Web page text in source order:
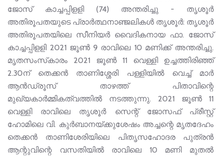
ജോസ് കാച്ചപ്പിളളി (74) അന്തരിച്ചു - തൃശൂർ
അതിരൂപതയുടെ പ്രാർത്ഥനാഞ്ജലികൾ തൃശൂർ: തൃശൂർ
അതിരൂപതയിലെ സീനിയർ വൈദികനായ ഫാ. ജോസ്
കാച്ചപ്പിളളി 2021 ജൂൺ 9 രാവിലെ 10 മണിക്ക് അന്തരിച്ചു.
മൃതസംസ്‌കാരം 2021 ജൂൺ 11 വെള്ളി ഉച്ചത്തിരിഞ്ഞ്
2.30ന് തെക്കൻ താണിശ്ശേരി പള്ളിയിൽ വെച്ച് മാർ
ആൻഡ്രൂസ് താഴത്ത് പിതാവിന്റെ
മുഖ്യകാർമ്മികത്വത്തിൽ നടത്തുന്നു. 2021 ജൂൺ 11
വെള്ളി രാവിലെ തൃശൂർ സെന്റ് ജോസഫ് പ്രീസ്റ്റ്
ഹോമിലെ വി. കുർബാനയ്ക്കുശേഷം അച്ചന്റെ മൃതദേഹം
തെക്കൻ താണിശേരിയിലെ പിതൃസഹോദര പുത്രൻ
ആന്റുവിന്റെ വസതിയിൽ രാവിലെ 10 മണി മുതൽ